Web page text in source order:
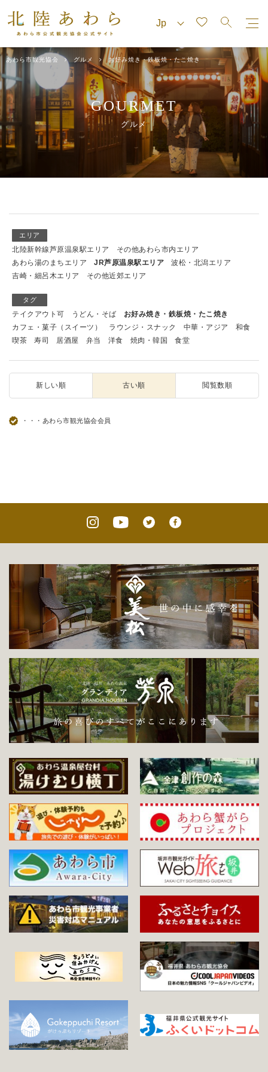
あわら市観光協会 グルメ お好み焼き・鉄板焼・たこ焼き
GOURMET
グルメ
エリア
北陸新幹線芦原温泉駅エリア
その他あわら市内エリア
あわら湯のまちエリア
JR芦原温泉駅エリア
波松・北潟エリア
吉崎・細呂木エリア
その他近郊エリア
タグ
テイクアウト可 うどん・そば
お好み焼き・鉄板焼・たこ焼き
カフェ・菓子（スイーツ）
ラウンジ・スナック 中華・アジア
和食
喫茶
寿司 居酒屋 弁当 洋食 焼肉・韓国 食堂
新しい順 古い順 閲覧数順
・・・あわら市観光協会会員